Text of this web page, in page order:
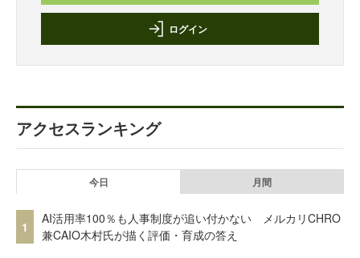
ログイン
アクセスランキング
今日 月間
1
AI活用率100％も人事制度が追い付かない メルカリCHRO
兼CAIO木村氏が描く評価・育成の答え